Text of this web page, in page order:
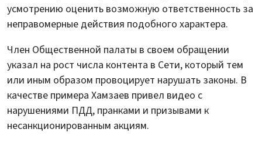
усмотрению оценить возможную ответственность за
неправомерные действия подобного характера.
Член Общественной палаты в своем обращении
указал на рост числа контента в Сети, который тем
или иным образом провоцирует нарушать законы. В
качестве примера Хамзаев привел видео с
нарушениями ПДД, пранками и призывами к
несанкционированным акциям.